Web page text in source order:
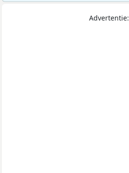
Advertentie: